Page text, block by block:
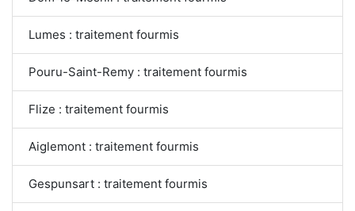
Lumes : traitement fourmis
Pouru-Saint-Remy : traitement fourmis
Flize : traitement fourmis
Aiglemont : traitement fourmis
Gespunsart : traitement fourmis